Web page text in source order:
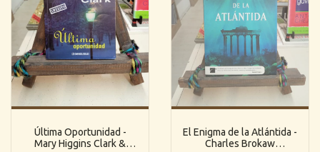
Última Oportunidad -
Mary Higgins Clark &
El Enigma de la Atlántida -
Charles Brokaw